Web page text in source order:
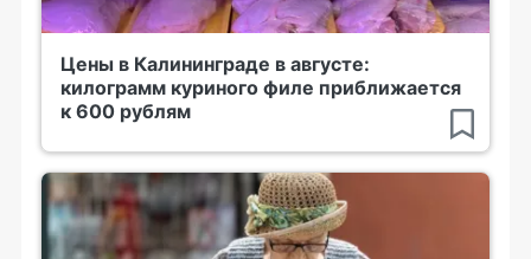
Цены в Калининграде в августе:
килограмм куриного филе приближается
к 600 рублям